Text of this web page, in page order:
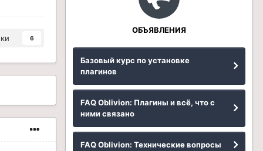
6
ОБЪЯВЛЕНИЯ
Базовый курс по установке
плагинов
FAQ Oblivion: Плагины и всё, что с
ними связано
FAQ Oblivion: Технические вопросы